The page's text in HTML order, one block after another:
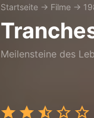
Startseite → Filme →
Meilensteine des